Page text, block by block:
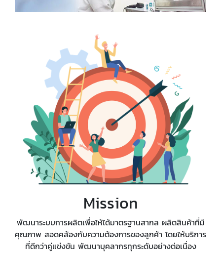
Mission
พัฒนาระบบการผลิตเพื่อให้ได้มาตรฐานสากล ผลิตสินค้าที่มี
คุณภาพ สอดคล้องกับความต้องการของลูกค้า โดยให้บริการ
ที่ดีกว่าคู่แข่งขัน พัฒนาบุคลากรทุกระดับอย่างต่อเนื่อง